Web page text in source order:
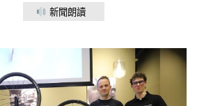
新聞朗讀